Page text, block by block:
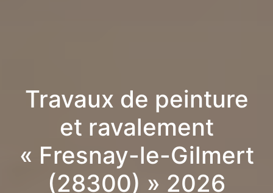
Travaux de peinture
et ravalement
« Fresnay-le-Gilmert
(28300) » 2026